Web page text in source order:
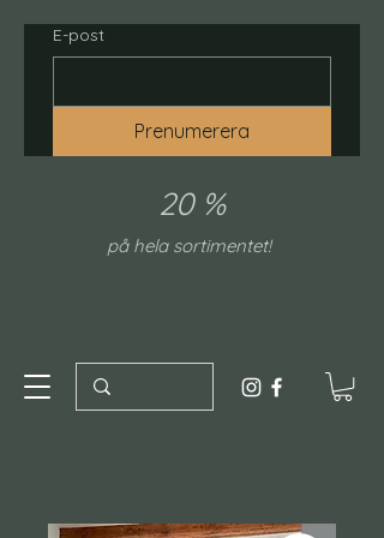
E-post
Prenumerera
20 %
på hela sortimentet!